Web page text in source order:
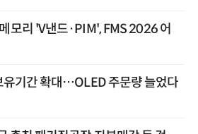
모리 'V낸드·PIM', FMS 2026 어
유기간 확대…OLED 주문량 늘었다